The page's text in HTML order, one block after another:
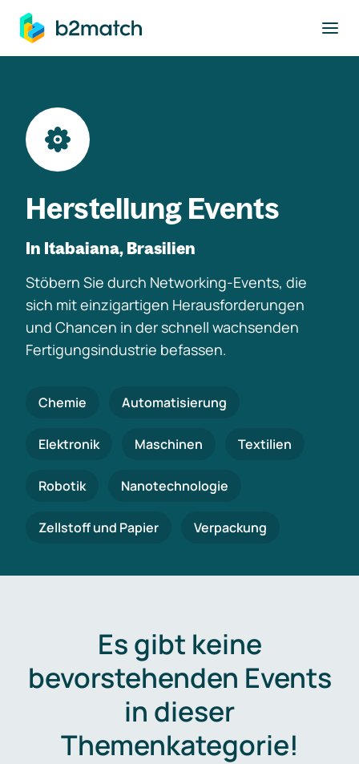
springen
Herstellung Events
In Itabaiana, Brasilien
Stöbern Sie durch Networking-Events, die
sich mit einzigartigen Herausforderungen
und Chancen in der schnell wachsenden
Fertigungsindustrie befassen.
Chemie Automatisierung
Elektronik Maschinen Textilien
Robotik Nanotechnologie
Zellstoff und Papier Verpackung
Es gibt keine
bevorstehenden Events
in dieser
Themenkategorie!